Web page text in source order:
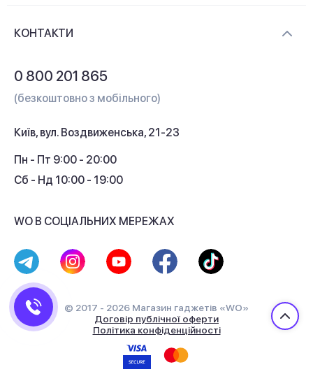
Контакти
Кешбек
КОНТАКТИ
0 800 201 865
(безкоштовно з мобільного)
Київ, вул. Воздвиженська, 21-23
Пн - Пт 9:00 - 20:00
Сб - Нд 10:00 - 19:00
WO В СОЦІАЛЬНИХ МЕРЕЖАХ
© 2017 - 2026 Магазин гаджетів «WO»
Договір публічної оферти
Політика конфіденційності